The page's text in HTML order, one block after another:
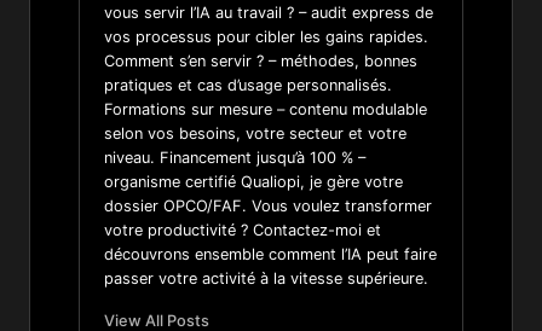
vous servir l’IA au travail ? – audit express de
vos processus pour cibler les gains rapides.
Comment s’en servir ? – méthodes, bonnes
pratiques et cas d’usage personnalisés.
Formations sur mesure – contenu modulable
selon vos besoins, votre secteur et votre
niveau. Financement jusqu’à 100 % –
organisme certifié Qualiopi, je gère votre
dossier OPCO/FAF. Vous voulez transformer
votre productivité ? Contactez-moi et
découvrons ensemble comment l’IA peut faire
passer votre activité à la vitesse supérieure.
View All Posts